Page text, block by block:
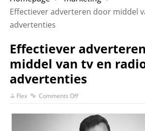
Effectiever adverteren door middel
advertenties
Effectiever
middel van tv en
advertenties
Flex Comments Off